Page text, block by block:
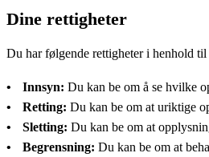
Dine rettigheter
Du har følgende rettigheter i henhold
Innsyn: Du kan be om å se hvilke
Retting: Du kan be om at uriktige
Sletting: Du kan be om at
Begrensning: Du kan be om at